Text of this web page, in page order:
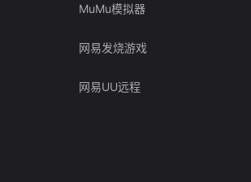
MuMu模拟器
网易发烧游戏
网易UU远程